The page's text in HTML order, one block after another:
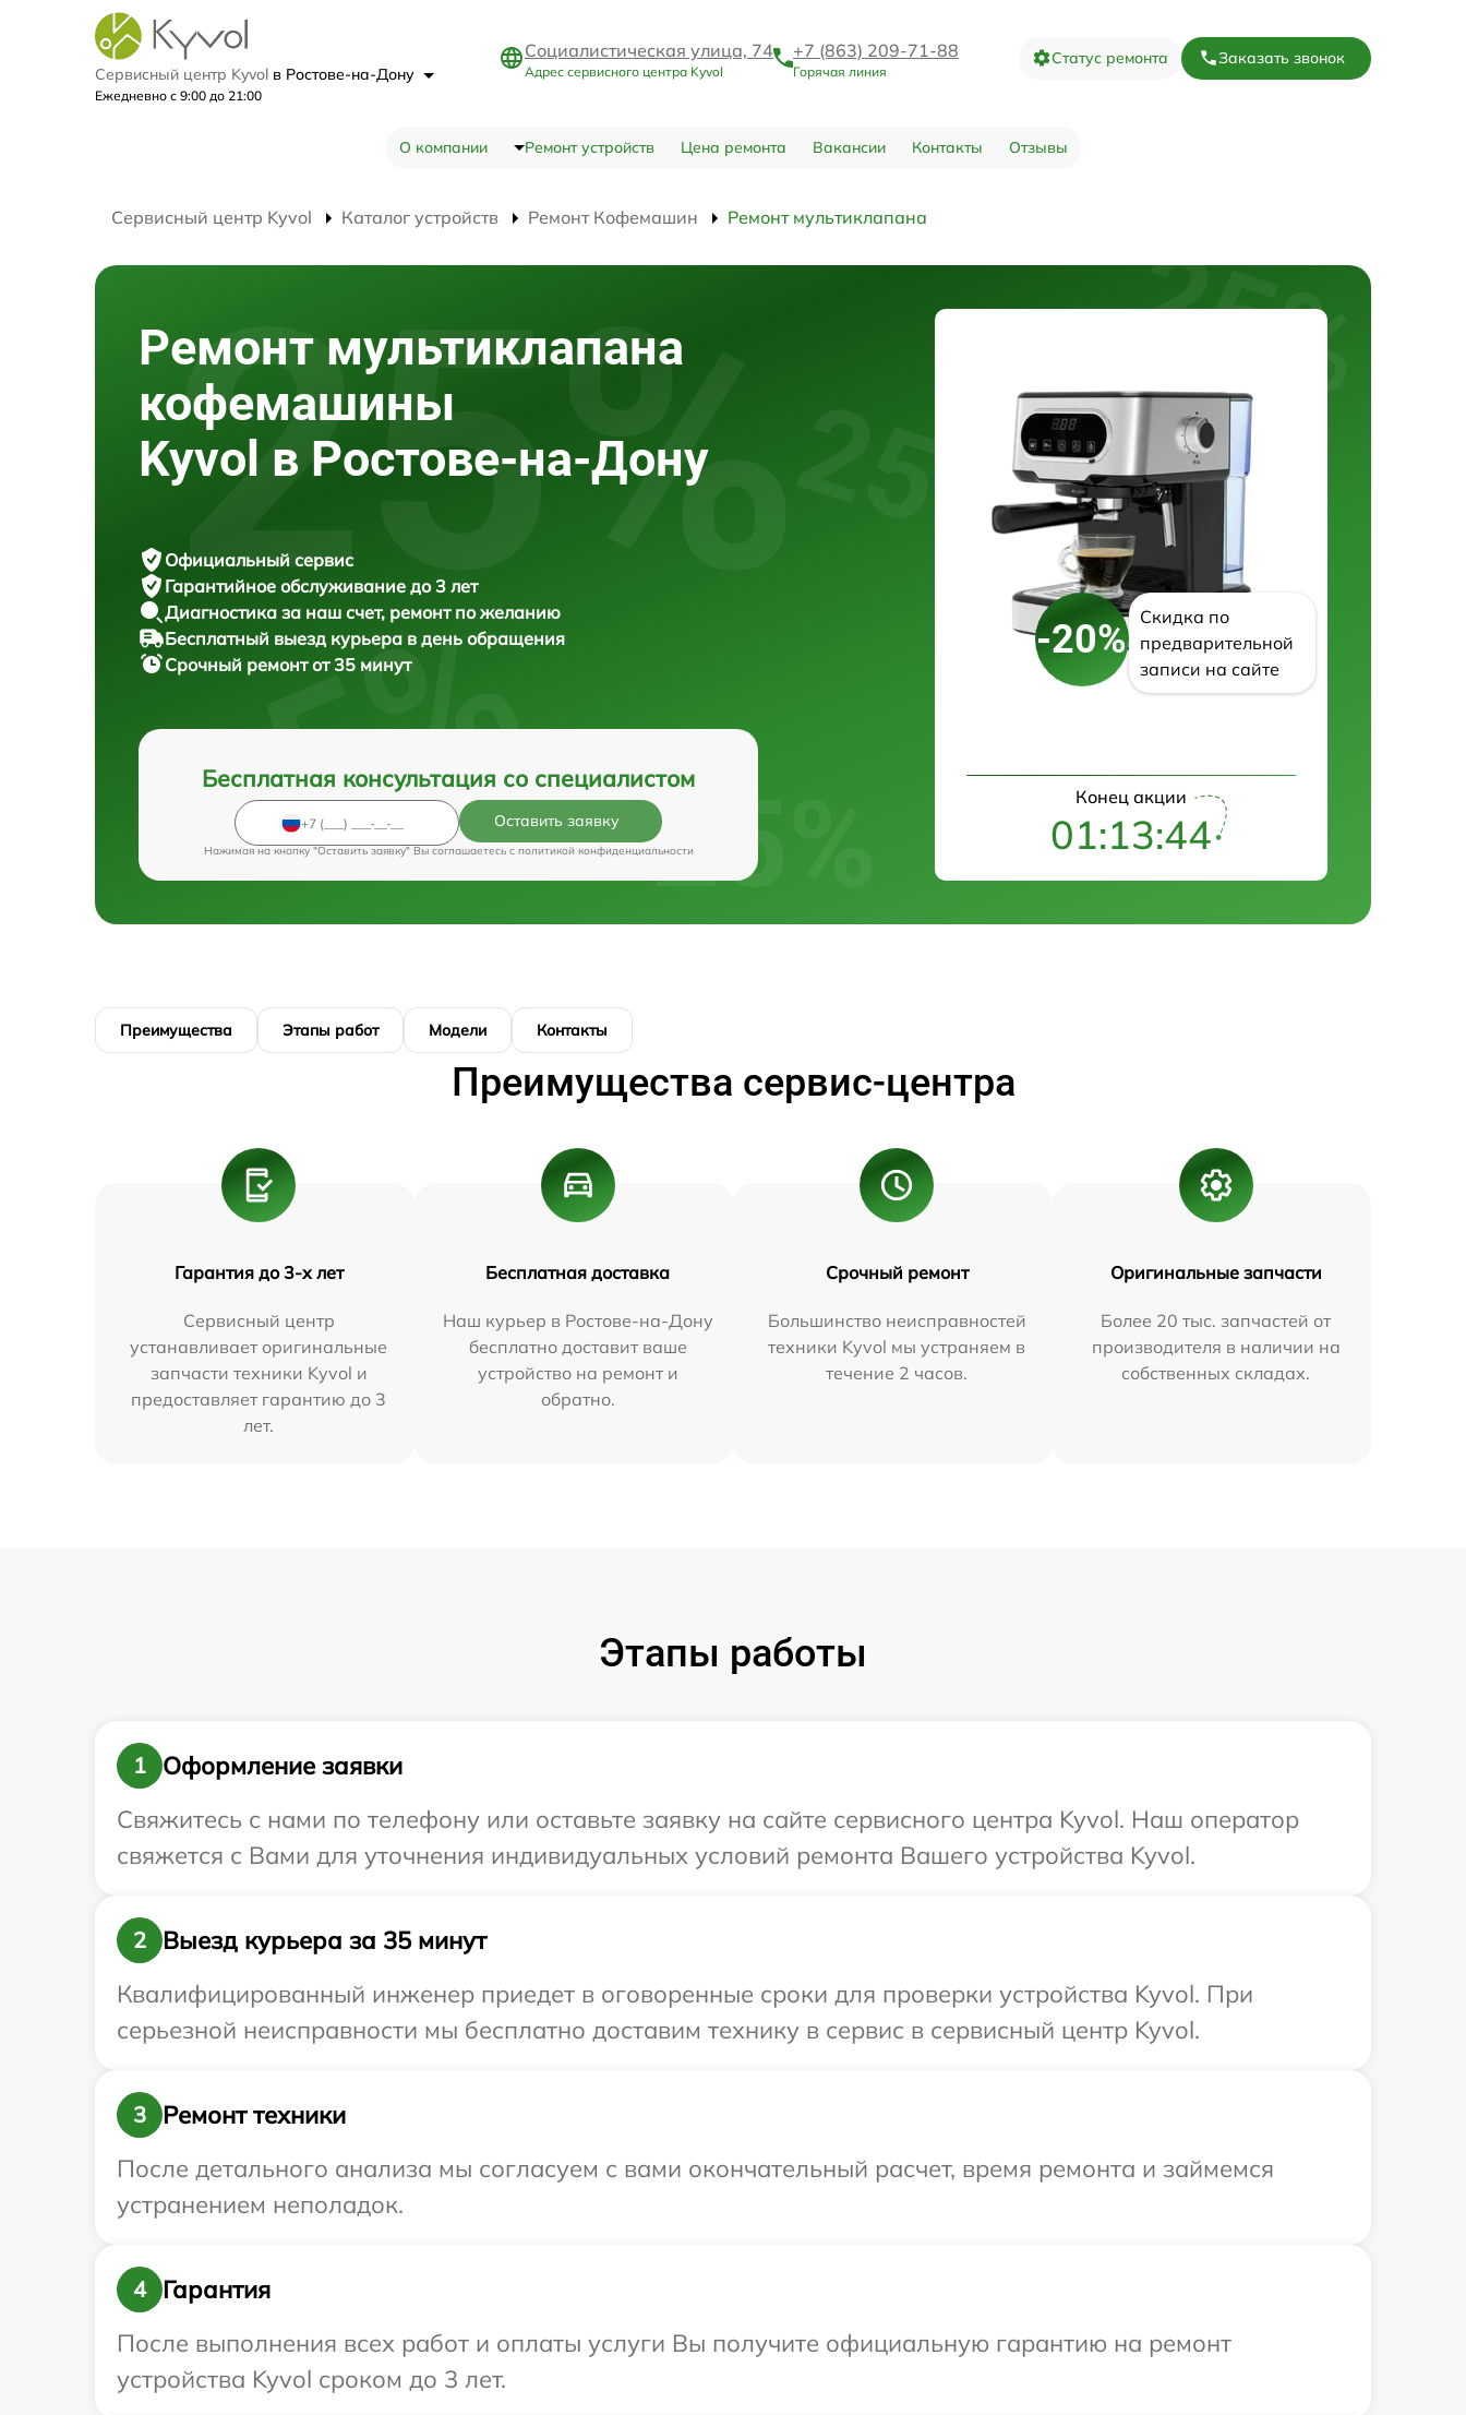
Сервисный центр Kyvol в Ростове-на-Дону
Ежедневно с 9:00 до 21:00
Социалистическая улица, 74
Адрес сервисного центра Kyvol
+7 (863) 209-71-88
Горячая линия
Статус ремонта Заказать звонок
О компании Ремонт устройств Цена ремонта Вакансии Контакты Отзывы
Сервисный центр Kyvol Каталог устройств Ремонт Кофемашин Ремонт мультиклапана
Ремонт мультиклапана
кофемашины
Kyvol в Ростове-на-Дону
Официальный сервис
Гарантийное обслуживание до 3 лет
Диагностика за наш счет, ремонт по желанию
Бесплатный выезд курьера в день обращения
Срочный ремонтот 35 минут
Бесплатная консультация со специалистом
Оставить заявку
Нажимая на кнопку "Оставить заявку" Вы соглашаетесь c политикой конфиденциальности
-20%
Скидка по
предварительной
записи на сайте
Конец акции
01:13:43
Преимущества Этапы работ Модели Контакты
Преимущества сервис-центра
Гарантия до 3-х лет
Сервисный центр
устанавливает оригинальные
запчасти техники Kyvol и
предоставляет гарантию до 3
лет.
Бесплатная доставка
Наш курьер в Ростове-на-Дону
бесплатно доставит ваше
устройство на ремонт и
обратно.
Срочный ремонт
Большинство неисправностей
техники Kyvol мы устраняем в
течение 2 часов.
Оригинальные запчасти
Более 20 тыс. запчастей от
производителя в наличии на
собственных складах.
Этапы работы
1
Оформление заявки
Свяжитесь с нами по телефону или оставьте заявку на сайте сервисного центра Kyvol. Наш оператор
свяжется с Вами для уточнения индивидуальных условий ремонта Вашего устройства Kyvol.
2
Выезд курьера за 35 минут
Квалифицированный инженер приедет в оговоренные сроки для проверки устройства Kyvol. При
серьезной неисправности мы бесплатно доставим технику в сервис в сервисный центр Kyvol.
3
Ремонт техники
После детального анализа мы согласуем с вами окончательный расчет, время ремонта и займемся
устранением неполадок.
4
Гарантия
После выполнения всех работ и оплаты услуги Вы получите официальную гарантию на ремонт
устройства Kyvol сроком до 3 лет.